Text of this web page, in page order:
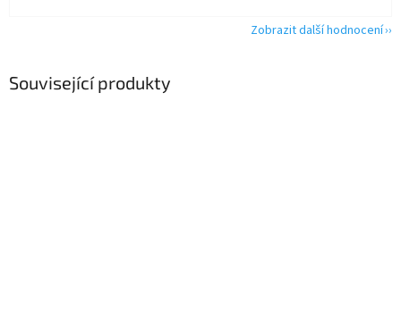
Související produkty
Zobrazit další hodnocení